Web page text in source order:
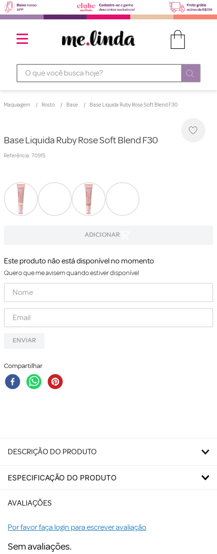
O que você busca hoje?
Maquiagem Rosto Base Base Liquida Ruby Rose Soft Blend F30
Base Liquida Ruby Rose Soft Blend F30
Referência: 70915
Este produto não está disponível no momento
Quero que me avisem quando estiver disponível
ENVIAR
Compartilhar
DESCRIÇÃO DO PRODUTO
ESPECIFICAÇÃO DO PRODUTO
AVALIAÇÕES
Por favor faça login para escrever avaliação
Sem avaliações.